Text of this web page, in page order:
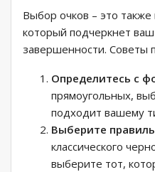
Выбор очков – это также
который подчеркнет
завершенности. Советы
Определитесь с
прямоугольных,
подходит вашему
Выберите
классического
выберите тот,